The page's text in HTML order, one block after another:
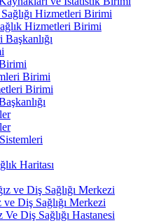
Hizmetleri Birimi
Hizmetleri Birimi
Birimi
Birimi
Haritası
ve Diş Sağlığı Merkezi
ve Diş Sağlığı Merkezi
Diş Sağlığı Hastanesi